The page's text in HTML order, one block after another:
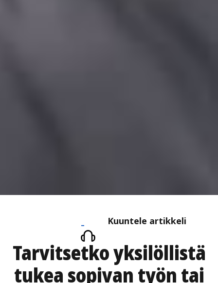
Kuuntele
artikkeli
Kuuntele artikkeli
Tarvitsetko yksilöllistä
tukea sopivan työn tai